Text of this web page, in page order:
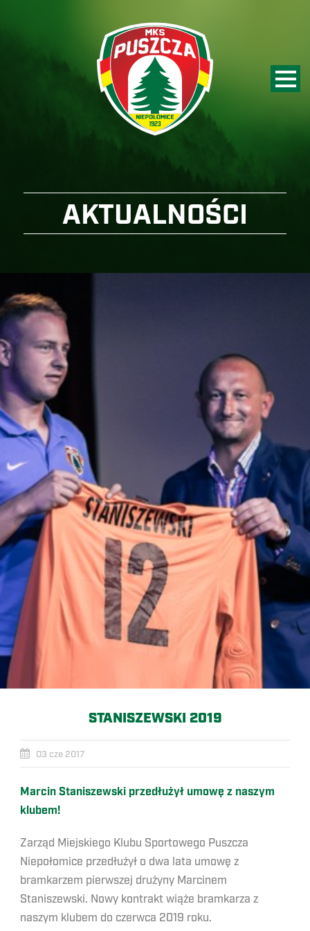
AKTUALNOŚCI
STANISZEWSKI 2019
03 cze 2017
Marcin Staniszewski przedłużył umowę z naszym
klubem!
Zarząd Miejskiego Klubu Sportowego Puszcza
Niepołomice przedłużył o dwa lata umowę z
bramkarzem pierwszej drużyny Marcinem
Staniszewski. Nowy kontrakt wiąże bramkarza z
naszym klubem do czerwca 2019 roku.